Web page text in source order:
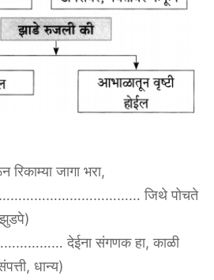
जागा भरा,
जिथे पोचते
देईना संगणक हा, काळी
धान्य)